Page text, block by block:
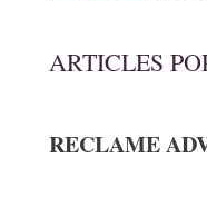
ARTICLES
RECLAME